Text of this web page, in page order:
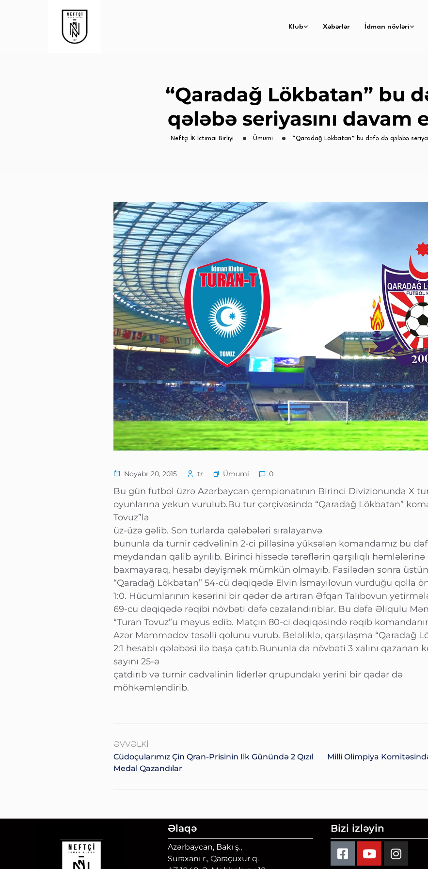
Klub Xəbərlər İdman növləri
“Qaradağ Lökbatan” bu
qələbə seriyasını davam
Neftçi İK İctimai Birliyi Ümumi “Qaradağ Lökbatan” bu dəfə də qələbə
Noyabr 20, 2015 tr Ümumi 0
Bu gün futbol üzrə Azərbaycan çempionatının Birinci Divizionunda X
oyunlarına yekun vurulub.Bu tur çərçivəsində “Qaradağ Lökbatan”
Tovuz”la
üz-üzə gəlib. Son turlarda qələbələri sıralayanvə
bununla da turnir cədvəlinin 2-ci pilləsinə yüksələn komandamız bu
meydandan qalib ayrılıb. Birinci hissədə tərəflərin qarşılıqlı həmlələrinə
baxmayaraq, hesabı dəyişmək mümkün olmayıb. Fasilədən sonra
“Qaradağ Lökbatan” 54-cü dəqiqədə Elvin İsmayılovun vurduğu qolla
1:0. Hücumlarının kəsərini bir qədər də artıran Əfqan Talıbovun
69-cu dəqiqədə rəqibi növbəti dəfə cəzalandırıblar. Bu dəfə Əliqulu
“Turan Tovuz”u məyus edib. Matçın 80-ci dəqiqəsində rəqib
Azər Məmmədov təsəlli qolunu vurub. Beləliklə, qarşılaşma “Qaradağ
2:1 hesablı qələbəsi ilə başa çatıb.Bununla da növbəti 3 xalını qazanan
sayını 25-ə
çatdırıb və turnir cədvəlinin liderlər qrupundakı yerini bir qədər də
möhkəmləndirib.
ƏVVƏLKI
Cüdoçularımız Çin Qran-Prisinin Ilk Günündə 2 Qızıl
Medal Qazandılar
Milli Olimpiya
Əlaqə
Azərbaycan, Bakı ş.,
Suraxanı r., Qaraçuxur q.
Bizi izləyin